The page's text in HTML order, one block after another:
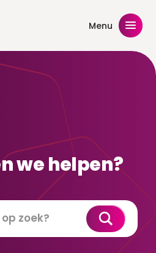
Menu
we helpen?